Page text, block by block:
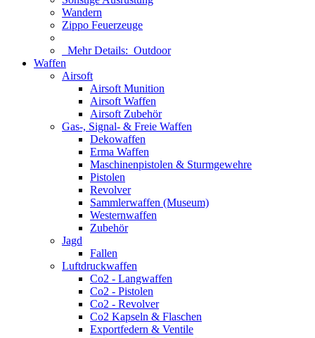
Wandern
Zippo Feuerzeuge
Mehr Details: Outdoor
Waffen
Airsoft
Airsoft Munition
Airsoft Waffen
Airsoft Zubehör
Gas-, Signal- & Freie Waffen
Dekowaffen
Erma Waffen
Maschinenpistolen & Sturmgewehre
Pistolen
Revolver
Sammlerwaffen (Museum)
Westernwaffen
Zubehör
Jagd
Fallen
Luftdruckwaffen
Co2 - Langwaffen
Co2 - Pistolen
Co2 - Revolver
Co2 Kapseln & Flaschen
Exportfedern & Ventile